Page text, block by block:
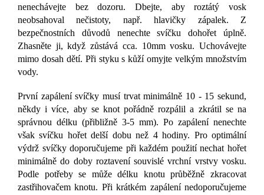
nenechávejte bez dozoru. Dbejte, aby roztátý vosk
neobsahoval nečistoty, např. hlavičky zápalek. Z
bezpečnostních důvodů nenechte svíčku dohořet úplně.
Zhasněte ji, když zůstává cca. 10mm vosku. Uchovávejte
mimo dosah dětí. Při styku s kůží omyjte velkým množstvím
vody.
První zapálení svíčky musí trvat minimálně 10 - 15 sekund,
někdy i více, aby se knot pořádně rozpálil a zkrátil se na
správnou délku (přibližně 3-5 mm). Po zapálení nenechte
však svíčku hořet delší dobu než 4 hodiny. Pro optimální
výdrž svíčky doporučujeme při každém použití nechat hořet
minimálně do doby roztavení souvislé vrchní vrstvy vosku.
Podle potřeby se může délku knotu průběžně zkracovat
zastřihovačem knotu. Při krátkém zapálení nedoporučujeme